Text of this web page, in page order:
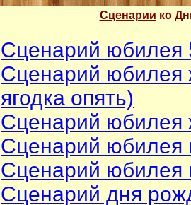
Сценарии ко
Сценарий юбилея
Сценарий юбилея
ягодка опять)
Сценарий
Сценарий юбилея
Сценарий
Сценарий дня